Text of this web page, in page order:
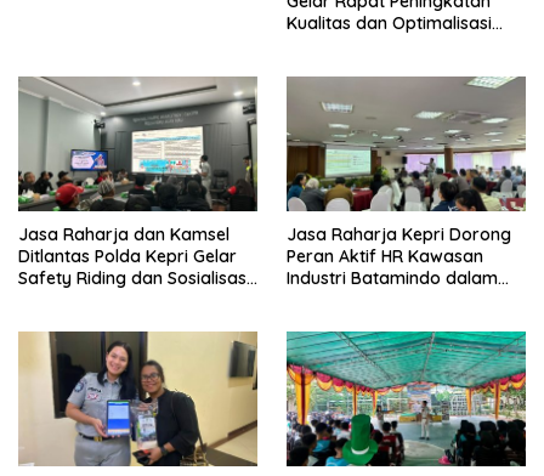
Kualitas dan Optimalisasi
Jasa Raharja dan Kamsel
Ditlantas Polda Kepri Gelar
Safety Riding dan Sosialisasi
Indonesia
Jasa Raharja Kepri Dorong
Peran Aktif HR Kawasan
Industri Batamindo dalam